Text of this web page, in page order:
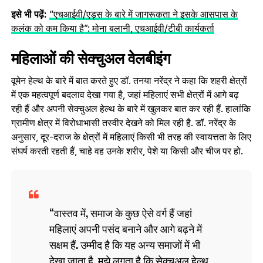
इसे भी पढ़ें: “एचआईवी/एड्स के बारे में जागरूकता ने इसके आसपास के
कलंक को कम किया है”: मोना बलानी, एचआईवी/टीबी कार्यकर्ता
महिलाओं की सेक्‍चुअल वेलबीइंग
वूमेन हेल्‍थ के बारे में बात करते हुए डॉ. तनया नरेंद्र ने कहा कि शहरी क्षेत्रों
में एक महत्वपूर्ण बदलाव देखा गया है, जहां महिलाएं सभी क्षेत्रों में आगे बढ़
रही हैं और अपनी सेक्‍चुअल हेल्‍थ के बारे में खुलकर बात कर रही हैं. हालांकि
ग्रामीण क्षेत्र में विरोधाभासी तस्वीर देखने को मिल रही है. डॉ. नरेंद्र के
अनुसार, दूर-दराज के क्षेत्रों में महिलाएं किसी भी तरह की स्वायत्तता के लिए
संघर्ष करती रहती हैं, चाहे वह उनके शरीर, पेशे या किसी और चीज पर हो.
वास्तव में, समाज के कुछ ऐसे वर्ग हैं जहां
महिलाएं अपनी पसंद बनाने और आगे बढ़ने में
सक्षम हैं. उम्मीद है कि यह अन्य समाजों में भी